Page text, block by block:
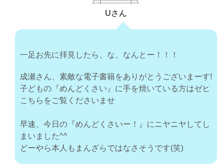
Uさん
一足お先に拝見したら、な、なんとー！！！
成瀬さん、素敵な電子書籍をありがとうございまーす!
子どもの『めんどくさい』に手を焼いている方はゼヒ
こちらをご覧くださいませ
早速、今日の『めんどくさいー！』にニヤニヤしてし
まいました^^
どーやら本人もまんざらではなさそうです(笑)